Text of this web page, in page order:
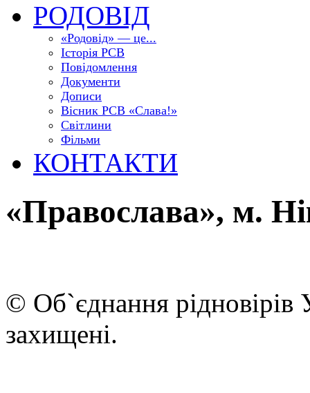
РОДОВІД
«Родовід» — це...
Історія РСВ
Повідомлення
Документи
Дописи
Вісник РСВ «Слава!»
Світлини
Фільми
КОНТАКТИ
«Православа», м.
© Об`єднання рідновірів
захищені.